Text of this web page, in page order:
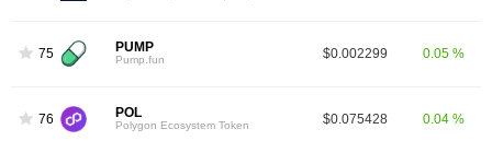
75 PUMP
Pump.fun $0.002299 0.05 %
76 POL
Polygon Ecosystem Token $0.075428 0.04 %